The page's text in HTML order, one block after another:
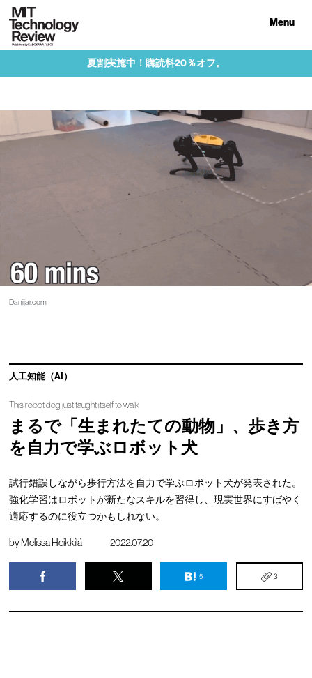
Menu
夏割実施中！購読料20％オフ。
Danijar.com
人工知能（AI）
This robot dog just taught itself to walk
まるで「生まれたての動物」、歩き方
を自力で学ぶロボット犬
試行錯誤しながら歩行方法を自力で学ぶロボット犬が発表された。
強化学習はロボットが新たなスキルを習得し、現実世界にすばやく
適応するのに役立つかもしれない。
byMelissa Heikkilä 2022.07.20
5 3